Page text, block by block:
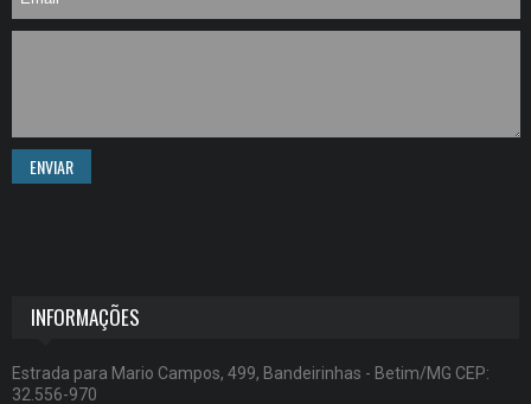
ENVIAR
INFORMAÇÕES
Estrada para Mario Campos, 499, Bandeirinhas - Betim/MG CEP:
32.556-970